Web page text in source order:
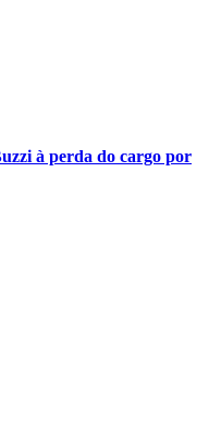
à perda do cargo por